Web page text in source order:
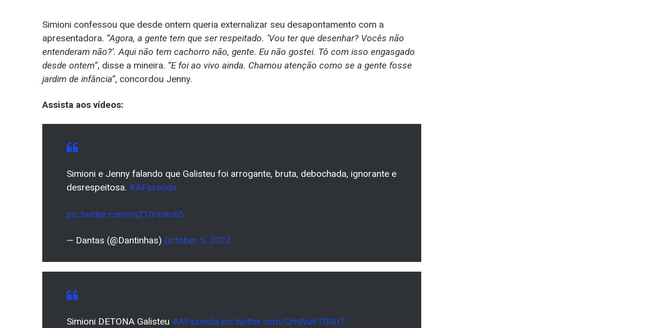
Simioni confessou que desde ontem queria externalizar seu desapontamento com a
apresentadora. “Agora, a gente tem que ser respeitado. ‘Vou ter que desenhar? Vocês não
entenderam não?’. Aqui não tem cachorro não, gente. Eu não gostei. Tô com isso engasgado
desde ontem”, disse a mineira. “E foi ao vivo ainda. Chamou atenção como se a gente fosse
jardim de infância”, concordou Jenny.
Assista aos vídeos:
Simioni e Jenny falando que Galisteu foi arrogante, bruta, debochada, ignorante e
desrespeitosa. #AFazenda
pic.twitter.com/mZ10rtWc65
— Dantas (@Dantinhas) October 5, 2023
Simioni DETONA Galisteu #AFazenda pic.twitter.com/QmWu6T0SUT